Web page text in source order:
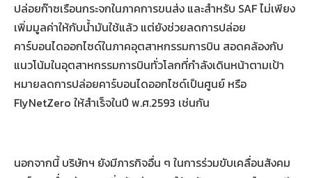
ปล่อยก๊าซเรือนกระจกในภาคการขนส่ง และสำหรับ SAF ไม่เพียง
เพิ่มมูลค่าให้กับน้ำมันใช้แล้ว แต่ยังช่วยลดการปล่อย
คาร์บอนไดออกไซด์ในภาคอุตสาหกรรมการบิน สอดคล้องกับ
แนวโน้มในอุตสาหกรรมการบินทั่วโลกที่กำลังเดินหน้าตามเป้า
หมายลดการปล่อยคาร์บอนไดออกไซด์เป็นศูนย์ หรือ
FlyNetZero ให้สำเร็จในปี พ.ศ.2593 เช่นกัน
นอกจากนี้ บริษัทฯ ยังมีภารกิจอื่น ๆ ในการร่วมขับเคลื่อนสังคม